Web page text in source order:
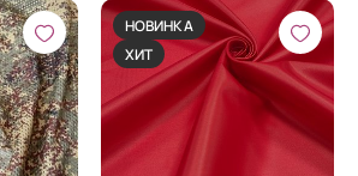
НОВИНКА
ХИТ